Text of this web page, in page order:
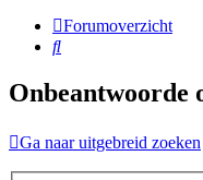
Forumoverzicht
Zoek
Onbeantwoorde
Ga naar uitgebreid zoeken